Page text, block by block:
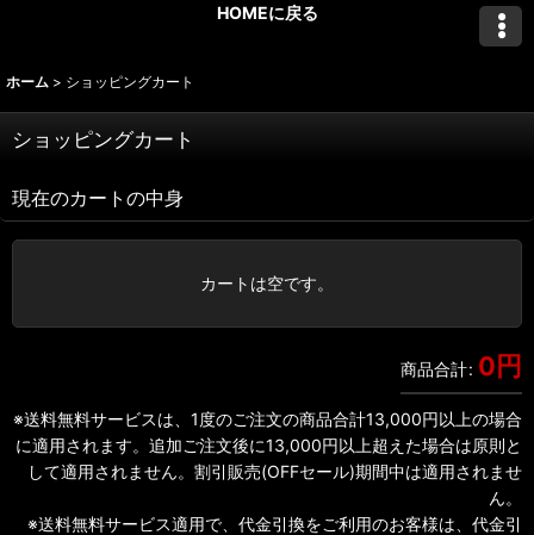
HOMEに戻る
ホーム > ショッピングカート
ショッピングカート
現在のカートの中身
カートは空です。
商品合計: 0円
※送料無料サービスは、1度のご注文の商品合計13,000円以上の場合
に適用されます。追加ご注文後に13,000円以上超えた場合は原則と
して適用されません。割引販売(OFFセール)期間中は適用されませ
ん。
※送料無料サービス適用で、代金引換をご利用のお客様は、代金引